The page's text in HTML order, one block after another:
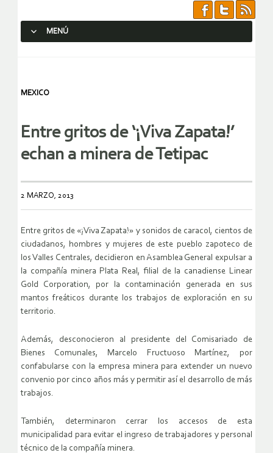
MENÚ
MEXICO
Entre gritos de ‘¡Viva Zapata!’
echan a minera de Tetipac
2 MARZO, 2013
Entre gritos de «¡Viva Zapata!» y sonidos de caracol, cientos de
ciudadanos, hombres y mujeres de este pueblo zapoteco de
los Valles Centrales, decidieron en Asamblea General expulsar a
la compañía minera Plata Real, filial de la canadiense Linear
Gold Corporation, por la contaminación generada en sus
mantos freáticos durante los trabajos de exploración en su
territorio.
Además, desconocieron al presidente del Comisariado de
Bienes Comunales, Marcelo Fructuoso Martínez, por
confabularse con la empresa minera para extender un nuevo
convenio por cinco años más y permitir así el desarrollo de más
trabajos.
También, determinaron cerrar los accesos de esta
municipalidad para evitar el ingreso de trabajadores y personal
técnico de la compañía minera.